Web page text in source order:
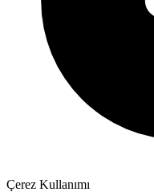
Çerez Kullanımı